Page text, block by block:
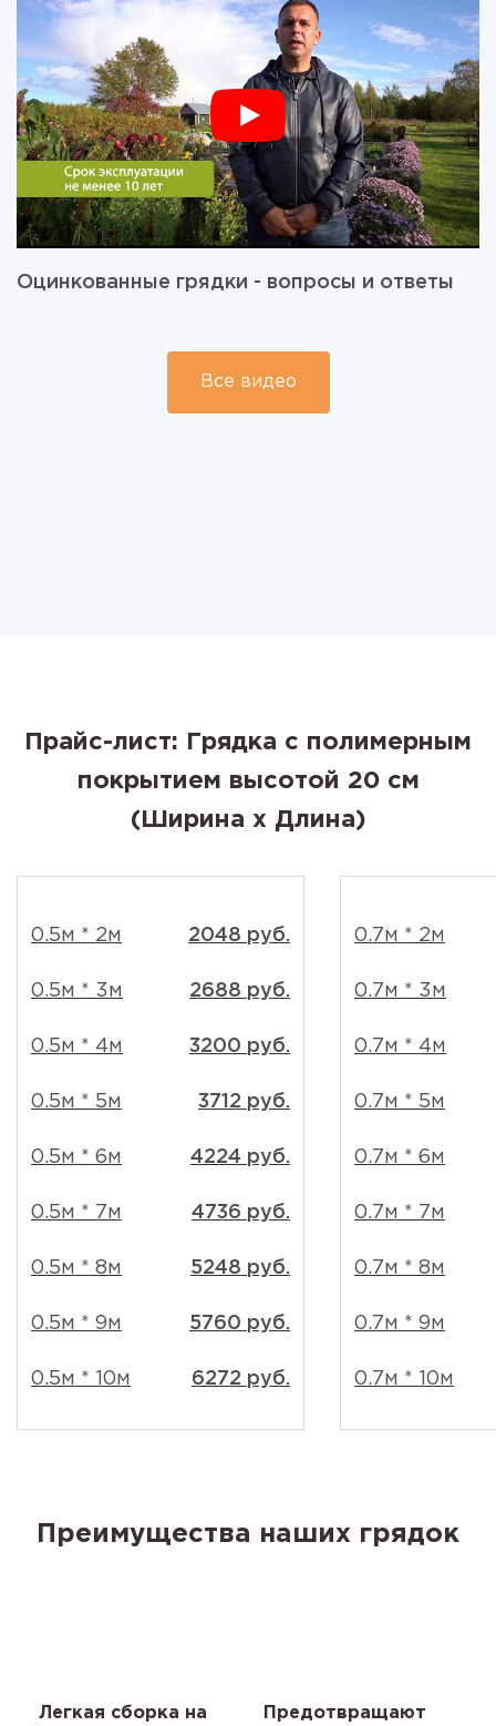
Оцинкованные грядки - вопросы и ответы
Все видео
Прайс-лист: Грядка с полимерным
покрытием высотой 20 см
(Ширина x Длина)
0.5м * 2м 2048 руб.
0.5м * 3м 2688 руб.
0.5м * 4м 3200 руб.
0.5м * 5м 3712 руб.
0.5м * 6м 4224 руб.
0.5м * 7м 4736 руб.
0.5м * 8м 5248 руб.
0.5м * 9м 5760 руб.
0.5м * 10м 6272 руб.
0.7м * 2м
0.7м * 3м
0.7м * 4м
0.7м * 5м
0.7м * 6м
0.7м * 7м
0.7м * 8м
0.7м * 9м
0.7м * 10м
Преимущества наших грядок
Легкая сборка на
Предотвращают